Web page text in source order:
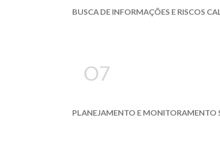
BUSCA DE INFORMAÇÕES E RISCOS
O7
PLANEJAMENTO E MONITORAMENTO